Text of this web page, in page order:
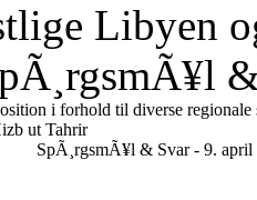
Libyen
i forhold til diverse regionale
ut Tahrir
SpÃ¸rgsmÃ¥l & Svar - 9. april